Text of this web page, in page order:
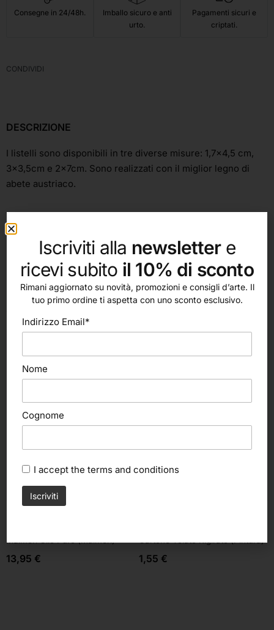
Consegne in 24/48h.
Imballo sicuro e anti
urto.
Pagamenti sicuri e
criptati.
CONDIVIDI
DESCRIZIONE
I listelli sono disponibili in tre diverse misure: 1,7×4,5 cm,
3×3,5cm e 2x7cm. Sono realizzati con il miglior legno di
abete austriaco.
altri nostri prodotti
Scegli
Maimeri Olio Puro (Maimeri)
13,95 €
Cartone Telato Rigirato (Pintura)
1,55 €
Iscriviti alla newslettere
ricevi subito il 10% di sconto
Rimani aggiornato su novità, promozioni e consigli d’arte. Il
tuo primo ordine ti aspetta con uno sconto esclusivo.
Indirizzo Email*
Nome
Cognome
I accept the terms and conditions